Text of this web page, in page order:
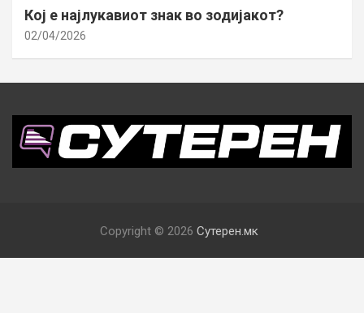
Кој е најлукавиот знак во зодијакот?
02/04/2026
Copyright © 2026 Сутерен.мк